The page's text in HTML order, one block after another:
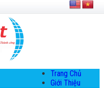
Trang Chủ
Giới Thiệu